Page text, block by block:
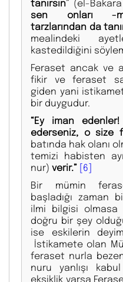
sen onları -
tarzlarından da
mealindeki
kastedildiğini
Feraset ancak ve
fikir ve feraset
giden yani
bir duygudur.
“Ey iman
ederseniz, o size
batında hak olanı
temizi habisten
nur) verir.” [6]
Bir mümin
başladığı zaman
ilmi bilgisi olmasa
doğru bir şey
ise eskilerin
İstikamete olan
feraset nurla
nuru yanlışı
eksiklik varsa